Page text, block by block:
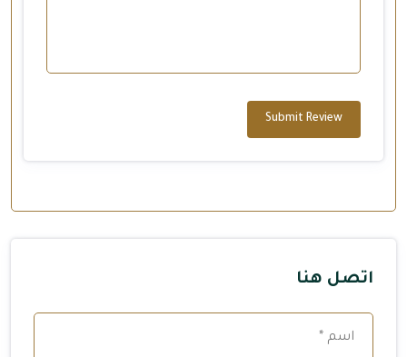
Submit Review
اتصل هنا